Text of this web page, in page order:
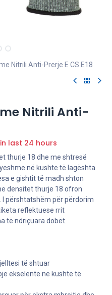
Nitrili Anti-Prerje E CS E18
Nitrili Anti-
in last 24 hours
thurje 18 dhe me shtresë
në kushte të lagështa
e gishtit të madh shton
densitet thurje 18 ofron
përshtatshëm për përdorim
reflektuese rrit
të ndriçuara dobët.
të shtuar
ekselente ne kushte të